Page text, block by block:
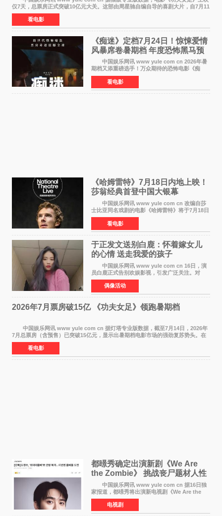
仅7天，总票房正式突破10亿元大关。这部由周星驰自编自导的喜剧大片，自7月11
日公映以来便展现出惊人的市场统治力。
看电影
《痴迷》定档7月24日！惊悚爱情
风暴席卷暑期档 年度恐怖黑马预
中国娱乐网讯 www yule com cn 2026年暑
期档又添重磅选手！万众期待的恐怖电影《痴
迷》今日正式官宣定档，将于7月24日登陆内地各
大院线。这部被业内专家誉为新世代爆款恐怖电
影的作品，将为
看电影
《哈姆雷特》7月18日内地上映！
莎翁经典首登中国大银幕
中国娱乐网讯 www yule com cn 改编自莎
士比亚同名戏剧的电影《哈姆雷特》将于7月18日
在中国内地上映。这部跨越四百年的文学经典被
搬上大银幕，为观众带来一场视觉与听觉的双重
盛宴。 《
看电影
于正发文送别白鹿：怀着嫁女儿
的心情 送走我爱的孩子
中国娱乐网讯 www yule com cn 16日，演
员白鹿正式告别欢娱影视，引发广泛关注。对
此，欢娱影视创始人于正在社交平台发文回应，
字里行间流露不舍与祝福。 于正透露，以前
每次有演员到期不
偶像活动
2026年7月票房破15亿 《功夫女足》领跑暑期档
中国娱乐网讯 www yule com cn 据灯塔专业版数据，截至7月14日，2026年
7月总票房（含预售）已突破15亿元，显示出暑期档电影市场的强劲复苏势头。在
众多上映影片中，《功夫女足》《小黄人与大
看电影
都暻秀确定出演新剧《We Are
the Zombie》 挑战丧尸题材人性
喜剧
中国娱乐网讯 www yule com cn 据16日独
家报道，都暻秀将出演新电视剧《We Are the
Zombie》，在剧中饰演主演金仁钟一角，挑战与
以往丧尸题材截然不同的人性喜剧。 新剧
《We Are t
电视剧